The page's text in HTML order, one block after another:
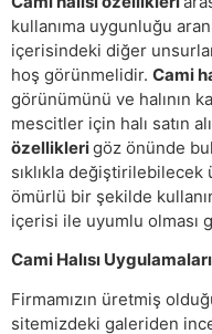
kullanıma uygunluğu
içerisindeki diğer
hoş görünmelidir. Cami
görünümünü ve halının
mescitler için halı satın
özelliklerigöz önünde
sıklıkla
ömürlü bir şekilde
içerisi ile uyumlu olması
Cami Halısı Uygulamaları
Firmamızın üretmiş
sitemizdeki galeriden